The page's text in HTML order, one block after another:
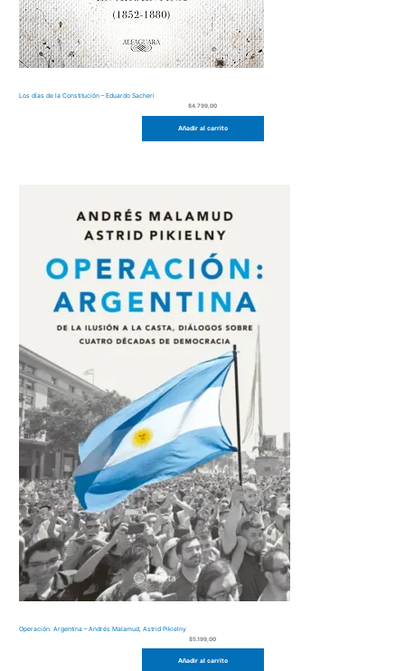
Los días de la Constitución – Eduardo Sacheri
$4.799,00
Añadir al carrito
Operación: Argentina – Andrés Malamud, Astrid Pikielny
$5.199,00
Añadir al carrito